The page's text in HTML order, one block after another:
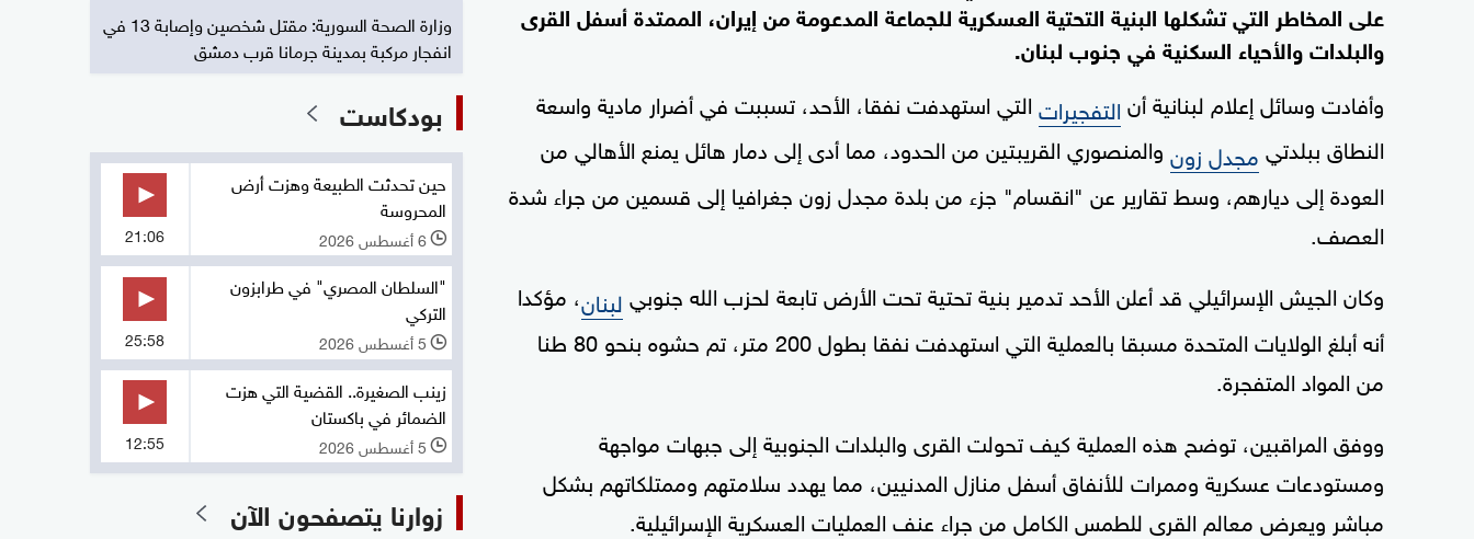
على المخاطر التي تشكلها البنية التحتية العسكرية للجماعة المدعومة من إيران، الممتدة أسفل القرى
والبلدات والأحياء السكنية في جنوب لبنان.
وأفادت وسائل إعلام لبنانية أن التفجيرات التي استهدفت نفقا، الأحد، تسببت في أضرار مادية واسعة
النطاق ببلدتي مجدل زون والمنصوري القريبتين من الحدود، مما أدى إلى دمار هائل يمنع الأهالي من
العودة إلى ديارهم، وسط تقارير عن "انقسام" جزء من بلدة مجدل زون جغرافيا إلى قسمين من جراء شدة
العصف.
وكان الجيش الإسرائيلي قد أعلن الأحد تدمير بنية تحتية تحت الأرض تابعة لحزب الله جنوبي لبنان، مؤكدا
أنه أبلغ الولايات المتحدة مسبقا بالعملية التي استهدفت نفقا بطول 200 متر، تم حشوه بنحو 80 طنا
من المواد المتفجرة.
ووفق المراقبين، توضح هذه العملية كيف تحولت القرى والبلدات الجنوبية إلى جبهات مواجهة
ومستودعات عسكرية وممرات للأنفاق أسفل منازل المدنيين، مما يهدد سلامتهم وممتلكاتهم بشكل
مباشر ويعرض معالم القرى للطمس الكامل من جراء عنف العمليات العسكرية الإسرائيلية.
وزارة الصحة السورية: مقتل شخصين وإصابة 13 في
انفجار مركبة بمدينة جرمانا قرب دمشق
بودكاست
حين تحدثت الطبيعة وهزت أرض
المحروسة
l 6 أغسطس 2026 21:06
"السلطان المصري" في طرابزون
التركي
l 5 أغسطس 2026 25:58
زينب الصغيرة.. القضية التي هزت
الضمائر في باكستان
l 5 أغسطس 2026 12:55
زوارنا يتصفحون الآن